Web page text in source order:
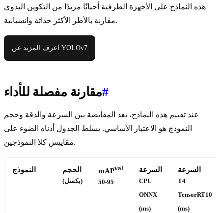
هذه النماذج على الأجهزة الطرفية أحيانًا مزيدًا من التكوين اليدوي
مقارنة بالأطر الأكثر حداثة وانسيابية.
اعرف المزيد عن YOLOv7
مقارنة مفصلة للأداء#
عند تقييم هذه النماذج، يعد المقايضة بين السرعة والدقة وحجم
النموذج هو الاعتبار الأساسي. يسلط الجدول أدناه الضوء على
مقاييس كلا النموذجين.
النموذج الحجم
(بكسل)
mAPval
50-95
السرعة
CPU
ONNX
(ms)
السرعة
T4
TensorRT10
(ms)